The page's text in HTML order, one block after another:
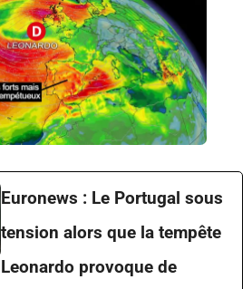
Euronews : Le Portugal sous
tension alors que la tempête
Leonardo provoque de